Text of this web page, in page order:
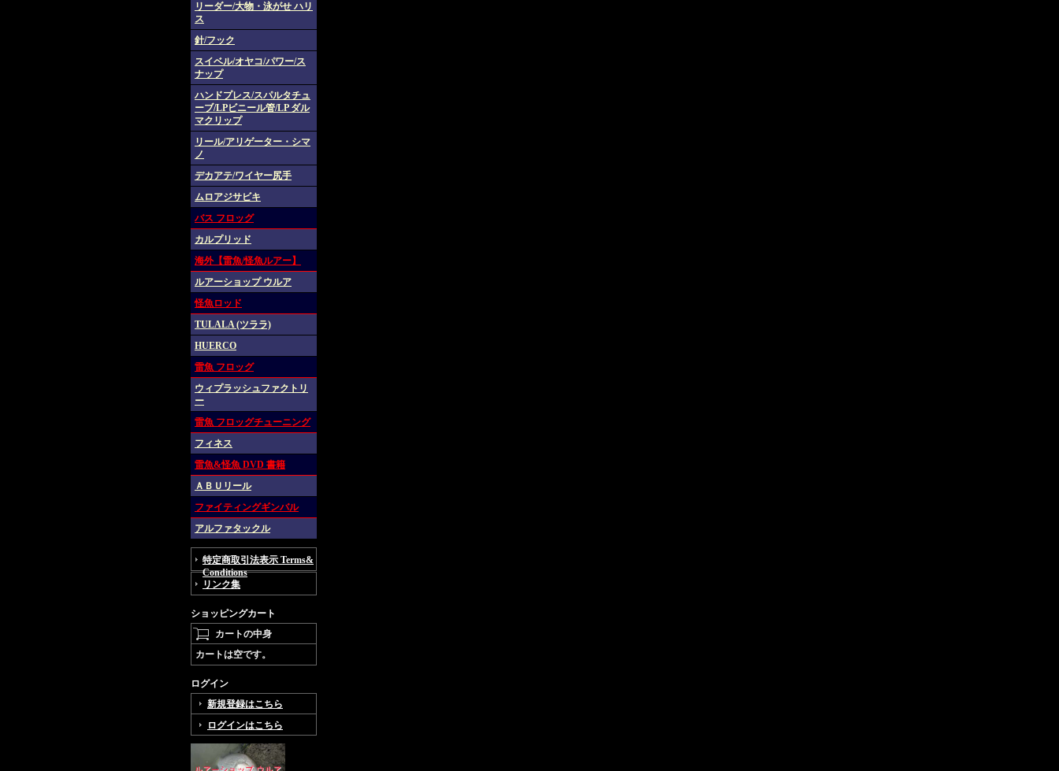
リーダー/大物・泳がせ ハリ
ス
針/フック
スイベル/オヤコ/パワー/ス
ナップ
ハンドプレス/スパルタチュ
ーブ/LPビニール管/LP ダル
マクリップ
リール/アリゲーター・シマ
ノ
デカアテ/ワイヤー尻手
ムロアジサビキ
バス フロッグ
カルプリッド
海外【雷魚/怪魚ルアー】
ルアーショップ ウルア
怪魚ロッド
TULALA (ツララ)
HUERCO
雷魚 フロッグ
ウィプラッシュファクトリ
ー
雷魚 フロッグチューニング
フィネス
雷魚&怪魚 DVD 書籍
ＡＢＵリール
ファイティングギンバル
アルファタックル
特定商取引法表示 Terms&
Conditions
リンク集
ショッピングカート
カートの中身
カートは空です。
ログイン
新規登録はこちら
ログインはこちら